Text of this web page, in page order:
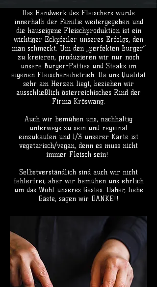
Das Handwerk des Fleischers wurde
innerhalb der Familie weitergegeben und
die hauseigene Fleischproduktion ist ein
wichtiger Eckpfeiler unseres Erfolgs, den
man schmeckt. Um den „perfekten Burger“
zu kreieren, produzieren wir nur noch
unsere Burger-Patties und Steaks im
eigenen Fleischereibetrieb. Da uns Qualität
sehr am Herzen liegt, beziehen wir
ausschließlich österreichisches Rind der
Firma Kröswang.
Auch wir bemühen uns, nachhaltig
unterwegs zu sein und regional
einzukaufen und 1/3 unserer Karte ist
vegetarisch/vegan, denn es muss nicht
immer Fleisch sein!
Selbstverständlich sind auch wir nicht
fehlerfrei, aber wir bemühen uns ehrlich
um das Wohl unseres Gastes. Daher, liebe
Gäste, sagen wir DANKE!!